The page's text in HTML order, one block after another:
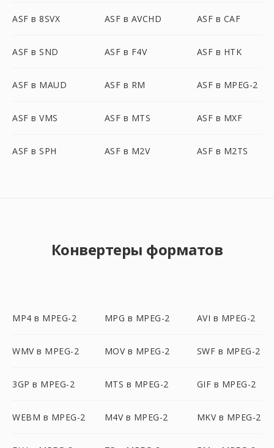
ASF в 8SVX ASF в AVCHD ASF в CAF
ASF в SND ASF в F4V ASF в HTK
ASF в MAUD ASF в RM ASF в MPEG-2
ASF в VMS ASF в MTS ASF в MXF
ASF в SPH ASF в M2V ASF в M2TS
Конвертеры форматов
MP4 в MPEG-2 MPG в MPEG-2 AVI в MPEG-2
WMV в MPEG-2 MOV в MPEG-2 SWF в MPEG-2
3GP в MPEG-2 MTS в MPEG-2 GIF в MPEG-2
WEBM в MPEG-2 M4V в MPEG-2 MKV в MPEG-2